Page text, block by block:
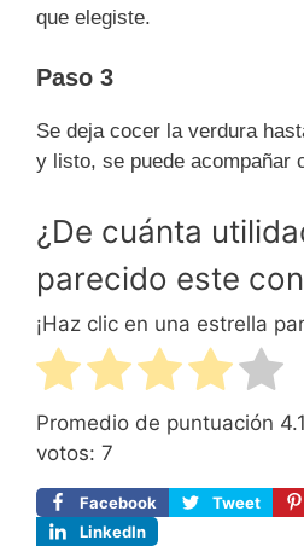
que elegiste.
Paso 3
Se deja cocer la verdura
y listo, se puede acompañar
¿De cuánta
parecido este
¡Haz clic en una estrella
Promedio de puntuación 4.1
votos: 7
Facebook Tweet
LinkedIn